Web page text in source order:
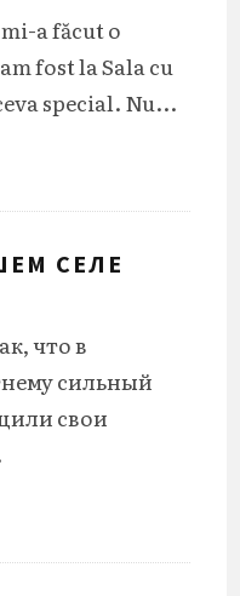
a făcut o
fost la Sala cu
special. Nu...
СЕЛЕ
что в
сильный
свои